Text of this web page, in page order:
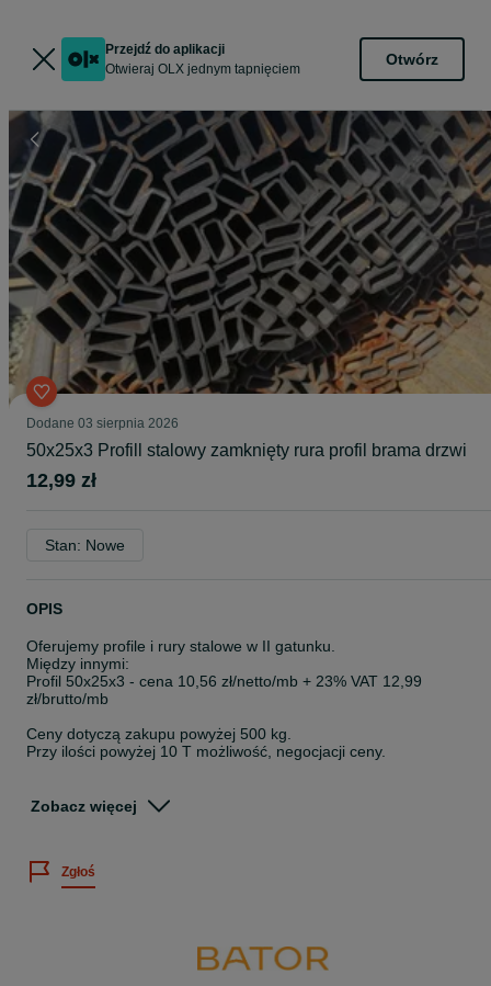
Przejdź do aplikacji
Otwieraj OLX jednym tapnięciem
Otwórz
Dodane 03 sierpnia 2026
50x25x3 Profill stalowy zamknięty rura profil brama drzwi
12,99 zł
Stan: Nowe
OPIS
Oferujemy profile i rury stalowe w II gatunku.
Między innymi:
Profil 50x25x3 - cena 10,56 zł/netto/mb + 23% VAT 12,99
zł/brutto/mb
Ceny dotyczą zakupu powyżej 500 kg.
Przy ilości powyżej 10 T możliwość, negocjacji ceny.
tel. 732_90_90_70
tel. 723_61_86_16
- blachy dachowe w II gatunku
- używane konstrukcje stalowe
Zobacz więcej
Zgłoś